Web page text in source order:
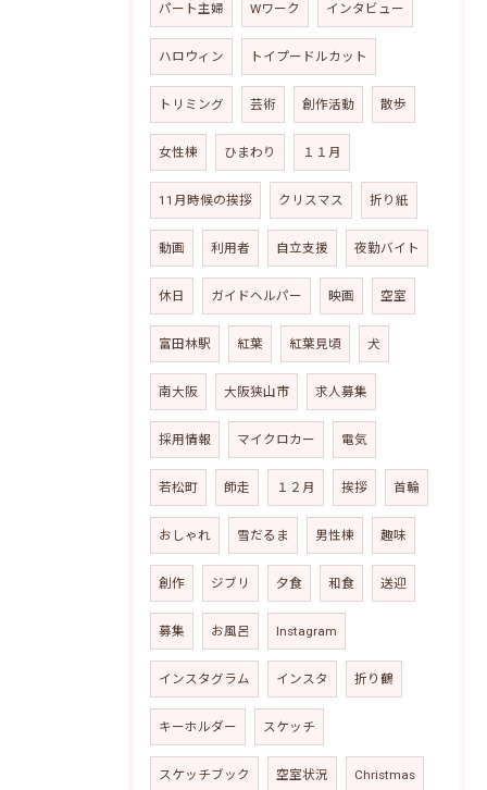
パート主婦 Wワーク インタビュー
ハロウィン トイプードルカット
トリミング 芸術 創作活動 散歩
女性棟 ひまわり １１月
11月時候の挨拶 クリスマス 折り紙
動画 利用者 自立支援 夜勤バイト
休日 ガイドヘルパー 映画 空室
富田林駅 紅葉 紅葉見頃 犬
南大阪 大阪狭山市 求人募集
採用情報 マイクロカー 電気
若松町 師走 １２月 挨拶 首輪
おしゃれ 雪だるま 男性棟 趣味
創作 ジブリ 夕食 和食 送迎
募集 お風呂 Instagram
インスタグラム インスタ 折り鶴
キーホルダー スケッチ
スケッチブック 空室状況 Christmas